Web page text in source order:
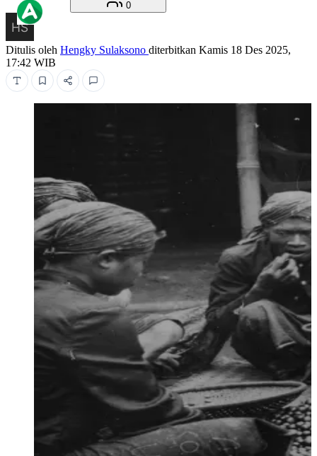
0
Ditulis oleh Hengky Sulaksono diterbitkan Kamis 18 Des 2025,
17:42 WIB